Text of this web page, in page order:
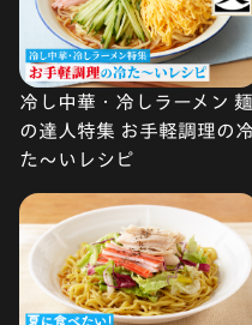
冷し中華・冷しラーメン 麺
の達人特集 お手軽調理の冷
た〜いレシピ